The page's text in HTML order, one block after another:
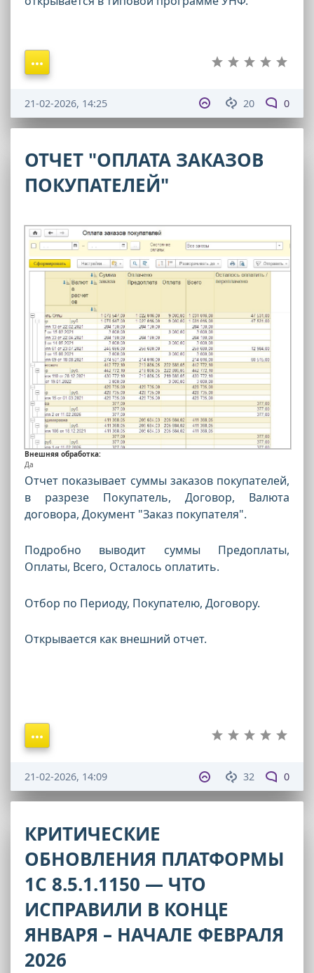
20 0
21-02-2026, 14:25
ОТЧЕТ "ОПЛАТА ЗАКАЗОВ
ПОКУПАТЕЛЕЙ"
Внешняя обработка:
Да
Отчет показывает суммы заказов покупателей,
в разрезе Покупатель, Договор, Валюта
договора, Документ "Заказ покупателя".
Подробно выводит суммы Предоплаты,
Оплаты, Всего, Осталось оплатить.
Отбор по Периоду, Покупателю, Договору.
Открывается как внешний отчет.
32 0
21-02-2026, 14:09
КРИТИЧЕСКИЕ
ОБНОВЛЕНИЯ ПЛАТФОРМЫ
1С 8.5.1.1150 — ЧТО
ИСПРАВИЛИ В КОНЦЕ
ЯНВАРЯ – НАЧАЛЕ ФЕВРАЛЯ
2026